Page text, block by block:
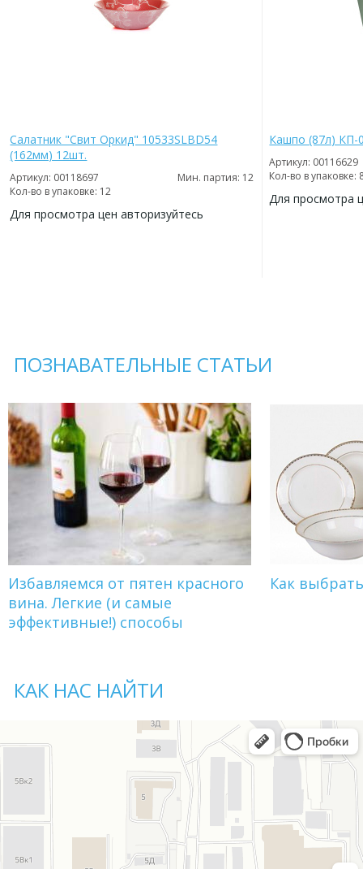
Салатник "Свит Оркид" 10533SLBD54
(162мм) 12шт.
Артикул: 00118697
Мин. партия: 12
Кол-во в упаковке: 12
Для просмотра цен авторизуйтесь
Кашпо (87л) КП-
Артикул: 00116629
Кол-во в упаковке:
Для просмотра
ПОЗНАВАТЕЛЬНЫЕ СТАТЬИ
Избавляемся от пятен красного
вина. Легкие (и самые
эффективные!) способы
Как
КАК НАС НАЙТИ